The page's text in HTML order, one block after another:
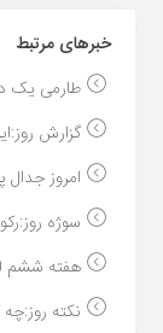
خبر‌های مرتبط
طارمی یک
گزارش
امروز
سوژه
هفته ششم لیگ
نکته